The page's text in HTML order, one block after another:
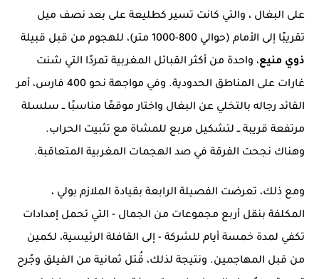
على البغال ، والتي كانت تسير كطليعة على بعد نصف ميل
تقريبًا إلى الأمام (حوالي 800-1000 متر)، للهجوم من قبل قبيلة
ذوي منيع، واحدة من أكثر القبائل المغربية تمردًا التي شنت
غارات على المناطق الحدودية. وفي مواجهة نحو 400 فارس، أمر
القائد رجاله بالتخلي عن البغال واختار موقعًا مناسبًا ــ سلسلة
مرتفعة قريبة ــ لتشكيل مربع للمشاة مع تثبيت الحراب.
وهناك نجحت الفرقة في صد الهجمات المغربية المتعاقبة.
ومع ذلك، تعرضت الفصيلة الرابعة بقيادة الملازم بولي ،
المكلفة بنقل أربع مجموعات من الجمال - التي تحمل إمدادات
تكفي لمدة خمسة أيام للشركة - إلى القافلة الرئيسية، لكمين
من قبل المهاجمين. ونتيجة لذلك، قُتل ثمانية من الفيلق وجُرح